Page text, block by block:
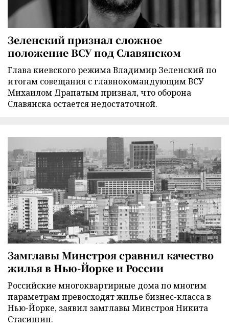
Зеленский признал сложное
положение ВСУ под Славянском
Глава киевского режима Владимир Зеленский по
итогам совещания с главнокомандующим ВСУ
Михаилом Драпатым признал, что оборона
Славянска остается недостаточной.
Замглавы Минстроя сравнил качество
жилья в Нью-Йорке и России
Российские многоквартирные дома по многим
параметрам превосходят жилье бизнес-класса в
Нью-Йорке, заявил замглавы Минстроя Никита
Стасишин.